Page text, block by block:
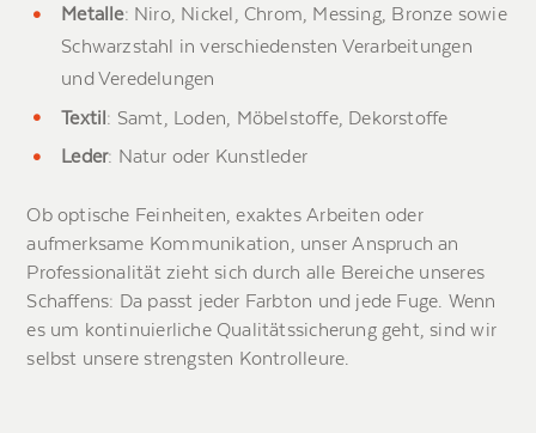
Metalle: Niro, Nickel, Chrom, Messing, Bronze sowie
Schwarzstahl in verschiedensten Verarbeitungen
und Veredelungen
Textil: Samt, Loden, Möbelstoffe, Dekorstoffe
Leder: Natur oder Kunstleder
Ob optische Feinheiten, exaktes Arbeiten oder
aufmerksame Kommunikation, unser Anspruch an
Professionalität zieht sich durch alle Bereiche unseres
Schaffens: Da passt jeder Farbton und jede Fuge. Wenn
es um kontinuierliche Qualitätssicherung geht, sind wir
selbst unsere strengsten Kontrolleure.